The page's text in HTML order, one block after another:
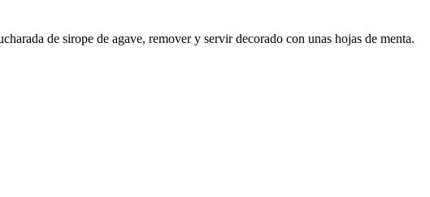
de sirope de agave, remover y servir decorado con unas hojas de menta.